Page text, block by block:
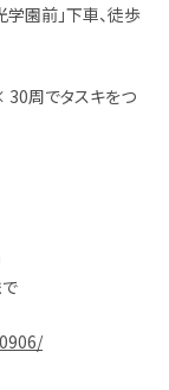
学園前」下車、徒歩
30周でタスキをつ